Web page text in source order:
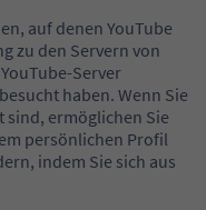
auf denen YouTube
zu den Servern von
Server
haben. Wenn Sie
sind, ermöglichen Sie
persönlichen Profil
indem Sie sich aus